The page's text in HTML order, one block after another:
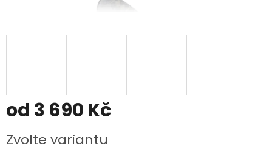
od 3 690 Kč
cena:
Zvolte variantu